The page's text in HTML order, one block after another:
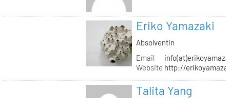
Eriko Yamazaki
Absolventin
Email
Website http://
Talita Yang